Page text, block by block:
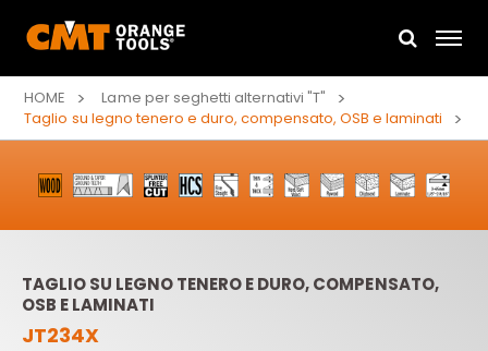
HOME
Lame per seghetti alternativi "T"
Taglio su legno tenero e duro, compensato, OSB e laminati
TAGLIO SU LEGNO TENERO E DURO, COMPENSATO,
OSB E LAMINATI
JT234X